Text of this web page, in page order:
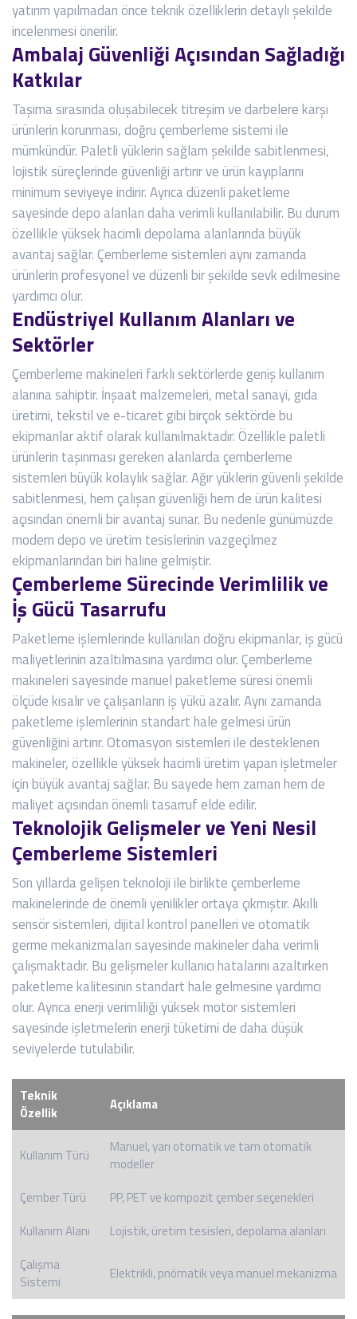
yatırım yapılmadan önce teknik özelliklerin detaylı şekilde
incelenmesi önerilir.
Ambalaj Güvenliği Açısından Sağladığı
Katkılar
Taşıma sırasında oluşabilecek titreşim ve darbelere karşı
ürünlerin korunması, doğru çemberleme sistemi ile
mümkündür. Paletli yüklerin sağlam şekilde sabitlenmesi,
lojistik süreçlerinde güvenliği artırır ve ürün kayıplarını
minimum seviyeye indirir. Ayrıca düzenli paketleme
sayesinde depo alanları daha verimli kullanılabilir. Bu durum
özellikle yüksek hacimli depolama alanlarında büyük
avantaj sağlar. Çemberleme sistemleri aynı zamanda
ürünlerin profesyonel ve düzenli bir şekilde sevk edilmesine
yardımcı olur.
Endüstriyel Kullanım Alanları ve
Sektörler
Çemberleme makineleri farklı sektörlerde geniş kullanım
alanına sahiptir. İnşaat malzemeleri, metal sanayi, gıda
üretimi, tekstil ve e-ticaret gibi birçok sektörde bu
ekipmanlar aktif olarak kullanılmaktadır. Özellikle paletli
ürünlerin taşınması gereken alanlarda çemberleme
sistemleri büyük kolaylık sağlar. Ağır yüklerin güvenli şekilde
sabitlenmesi, hem çalışan güvenliği hem de ürün kalitesi
açısından önemli bir avantaj sunar. Bu nedenle günümüzde
modern depo ve üretim tesislerinin vazgeçilmez
ekipmanlarından biri haline gelmiştir.
Çemberleme Sürecinde Verimlilik ve
İş Gücü Tasarrufu
Paketleme işlemlerinde kullanılan doğru ekipmanlar, iş gücü
maliyetlerinin azaltılmasına yardımcı olur. Çemberleme
makineleri sayesinde manuel paketleme süresi önemli
ölçüde kısalır ve çalışanların iş yükü azalır. Aynı zamanda
paketleme işlemlerinin standart hale gelmesi ürün
güvenliğini artırır. Otomasyon sistemleri ile desteklenen
makineler, özellikle yüksek hacimli üretim yapan işletmeler
için büyük avantaj sağlar. Bu sayede hem zaman hem de
maliyet açısından önemli tasarruf elde edilir.
Teknolojik Gelişmeler ve Yeni Nesil
Çemberleme Sistemleri
Son yıllarda gelişen teknoloji ile birlikte çemberleme
makinelerinde de önemli yenilikler ortaya çıkmıştır. Akıllı
sensör sistemleri, dijital kontrol panelleri ve otomatik
germe mekanizmaları sayesinde makineler daha verimli
çalışmaktadır. Bu gelişmeler kullanıcı hatalarını azaltırken
paketleme kalitesinin standart hale gelmesine yardımcı
olur. Ayrıca enerji verimliliği yüksek motor sistemleri
sayesinde işletmelerin enerji tüketimi de daha düşük
seviyelerde tutulabilir.
Teknik
Özellik
Açıklama
Kullanım Türü
Manuel, yarı otomatik ve tam otomatik
modeller
Çember Türü
PP, PET ve kompozit çember seçenekleri
Kullanım Alanı
Lojistik, üretim tesisleri, depolama alanları
Çalışma
Sistemi
Elektrikli, pnömatik veya manuel mekanizma